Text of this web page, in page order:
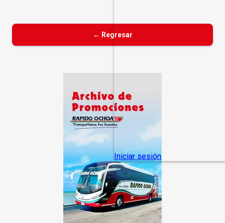
← Regresar